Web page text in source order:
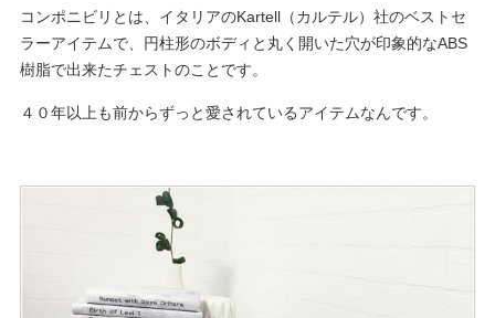
コンポニビリとは、イタリアのKartell（カルテル）社のベストセ
ラーアイテムで、円柱形のボディと丸く開いた穴が印象的なABS
樹脂で出来たチェストのことです。
４０年以上も前からずっと愛されているアイテムなんです。